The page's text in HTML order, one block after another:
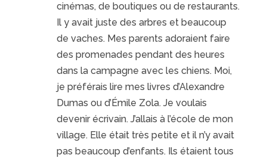
cinémas, de boutiques ou de restaurants.
Il y avait juste des arbres et beaucoup
de vaches. Mes parents adoraient faire
des promenades pendant des heures
dans la campagne avec les chiens. Moi,
je préférais lire mes livres d’Alexandre
Dumas ou d’Émile Zola. Je voulais
devenir écrivain. J’allais à l’école de mon
village. Elle était très petite et il n’y avait
pas beaucoup d’enfants. Ils étaient tous